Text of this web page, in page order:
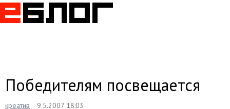
Победителям посвещается
креатив
9.5.2007 18:03